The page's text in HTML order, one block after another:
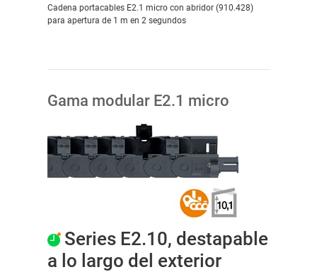
Cadena portacables E2.1 micro con abridor (910.428)
para apertura de 1 m en 2 segundos
Gama modular E2.1 micro
Series E2.10, destapable
a lo largo del exterior